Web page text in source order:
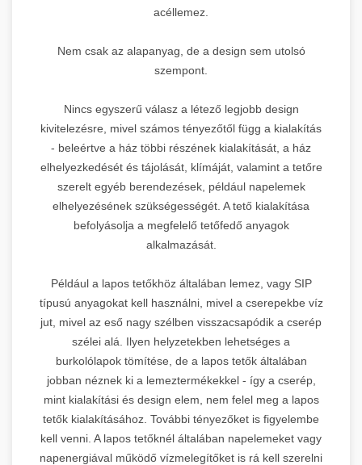
acéllemez.
Nem csak az alapanyag, de a design sem utolsó
szempont.
Nincs egyszerű válasz a létező legjobb design
kivitelezésre, mivel számos tényezőtől függ a kialakítás
- beleértve a ház többi részének kialakítását, a ház
elhelyezkedését és tájolását, klímáját, valamint a tetőre
szerelt egyéb berendezések, például napelemek
elhelyezésének szükségességét. A tető kialakítása
befolyásolja a megfelelő tetőfedő anyagok
alkalmazását.
Például a lapos tetőkhöz általában lemez, vagy SIP
típusú anyagokat kell használni, mivel a cserepekbe víz
jut, mivel az eső nagy szélben visszacsapódik a cserép
szélei alá. Ilyen helyzetekben lehetséges a
burkolólapok tömítése, de a lapos tetők általában
jobban néznek ki a lemeztermékekkel - így a cserép,
mint kialakítási és design elem, nem felel meg a lapos
tetők kialakításához. További tényezőket is figyelembe
kell venni. A lapos tetőknél általában napelemeket vagy
napenergiával működő vízmelegítőket is rá kell szerelni